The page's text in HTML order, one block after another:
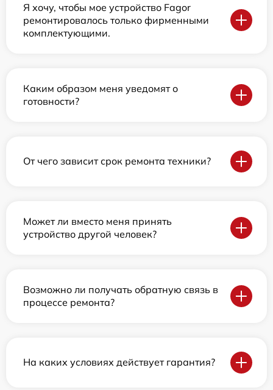
Я хочу, чтобы мое устройство Fagor
ремонтировалось только фирменными
комплектующими.
Каким образом меня уведомят о
готовности?
От чего зависит срок ремонта техники?
Может ли вместо меня принять
устройство другой человек?
Возможно ли получать обратную связь в
процессе ремонта?
На каких условиях действует гарантия?